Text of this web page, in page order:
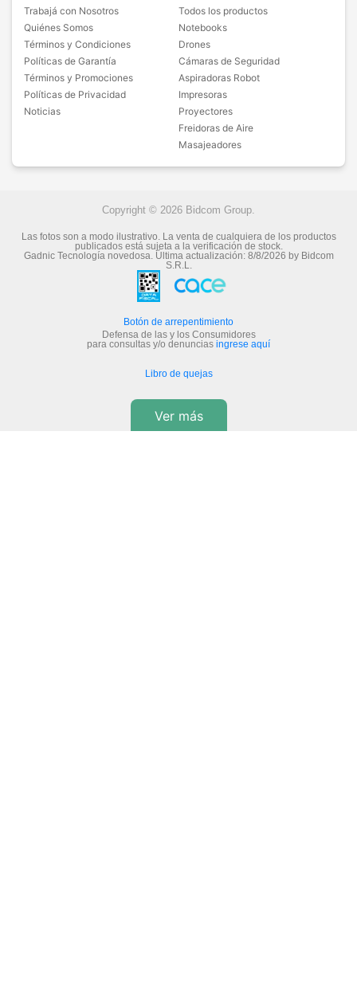
Trabajá con Nosotros
Quiénes Somos
Términos y Condiciones
Políticas de Garantía
Términos y Promociones
Políticas de Privacidad
Noticias
Todos los productos
Notebooks
Drones
Cámaras de Seguridad
Aspiradoras Robot
Impresoras
Proyectores
Freidoras de Aire
Masajeadores
Copyright © 2026 Bidcom Group.
Las fotos son a modo ilustrativo. La venta de cualquiera de los productos
publicados está sujeta a la verificación de stock.
Gadnic Tecnología novedosa.Última actualización: 8/8/2026 by Bidcom
S.R.L.
Botón de arrepentimiento
Defensa de las y los Consumidores
para consultas y/o denuncias ingrese aquí
Libro de quejas
Ver más